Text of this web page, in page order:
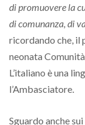
di promuovere la
di comunanza, di
ricordando che, il
neonata
L’italiano è una
l’Ambasciatore.
Sguardo anche